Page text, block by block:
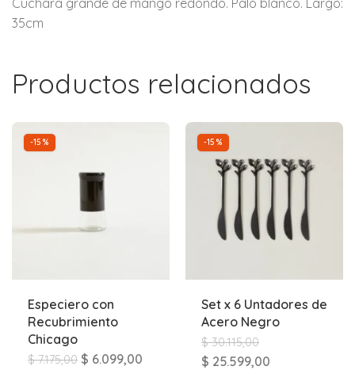
35cm
Productos relacionados
-15%
Especiero con
Recubrimiento
Chicago
$7.175,00 $ 6.099,00
-15%
Set x 6 Untadores de
Acero Negro
$30.115,00
$ 25.599,00